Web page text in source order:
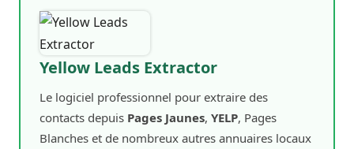
Yellow Leads Extractor
Le logiciel professionnel pour extraire des
contacts depuis Pages Jaunes, YELP, Pages
Blanches et de nombreux autres annuaires locaux